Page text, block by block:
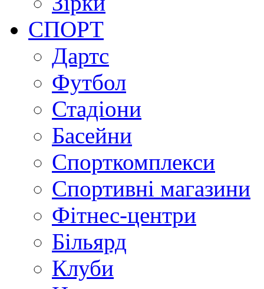
СПОРТ
Дартс
Футбол
Стадіони
Басейни
Спорткомплекси
Спортивні магазини
Фітнес-центри
Більярд
Клуби